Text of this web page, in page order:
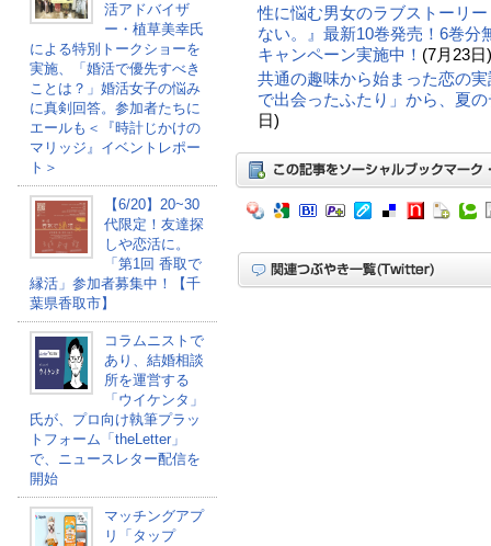
活アドバイザ
ー・植草美幸氏
による特別トークショーを
実施、「婚活で優先すべき
ことは？」婚活女子の悩み
に真剣回答。参加者たちに
エールも＜『時計じかけの
マリッジ』イベントレポー
ト＞
【6/20】20~30
代限定！友達探
しや恋活に。
「第1回 香取で
縁活」参加者募集中！【千
葉県香取市】
コラムニストで
あり、結婚相談
所を運営する
「ウイケンタ」
氏が、プロ向け執筆プラッ
トフォーム「theLetter」
で、ニュースレター配信を
開始
マッチングアプ
リ「タップ
性に悩む男女のラブストーリ
ない。』最新10巻発売！6巻分
キャンペーン実施中！ (7月23日)
共通の趣味から始まった恋の
で出会ったふたり」から、夏
日)